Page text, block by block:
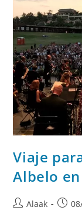
Viaje
Albelo
Alaak